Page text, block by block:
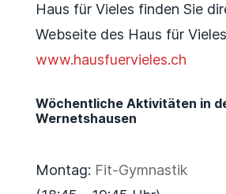
Haus für Vieles finden Sie
Webseite des Haus für
www.hausfuervieles.ch
Wöchentliche Aktivitäten in
Wernetshausen
Montag: Fit-Gymnastik